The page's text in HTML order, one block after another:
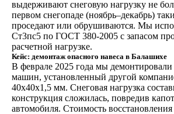
выдерживают снеговую нагрузку не
первом снегопаде (ноябрь–декабрь)
проседают или обрушиваются. Мы
Ст3пс5 по ГОСТ 380-2005 с запасом
расчетной нагрузке.
Кейс: демонтаж опасного навеса в Балашихе
В феврале 2025 года мы демонтировали
машин, установленный другой
40x40x1,5 мм. Снеговая нагрузка
конструкция сложилась, повредив
автомобиля. Стоимость